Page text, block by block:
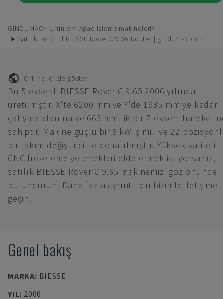
GINDUMAC Ürünler
Ağaç işleme makineleri
➤ Satılık İkinci El BIESSE Rover C 9.65 Router | gindumac.com
Orijinal dilde göster
Bu 5 eksenli BIESSE Rover C 9.65 2006 yılında
üretilmiştir. X'te 6200 mm ve Y'de 1935 mm'ye kadar
çalışma alanına ve 663 mm'lik bir Z ekseni
sahiptir. Makine güçlü bir 8 kW iş mili ve 22
bir takım değiştirici ile donatılmıştır. Yüksek kaliteli
CNC frezeleme yetenekleri elde etmek istiyorsanız,
satılık BIESSE Rover C 9.65 makinemizi göz önünde
bulundurun. Daha fazla ayrıntı için bizimle iletişime
geçin.
Genel bakış
MARKA: BIESSE
YIL: 2006